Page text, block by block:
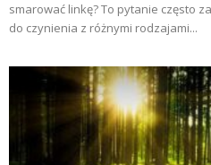
smarować linkę? To pytanie często
do czynienia z różnymi rodzajami...